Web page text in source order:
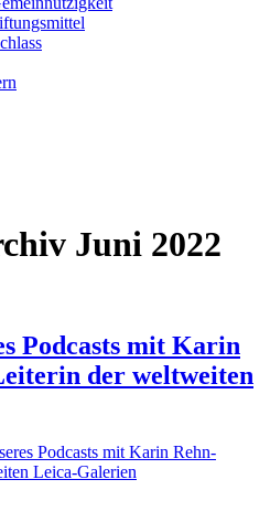
Juni 2022
Podcasts mit Karin
der weltweiten
Podcasts mit Karin Rehn-
Leica-Galerien